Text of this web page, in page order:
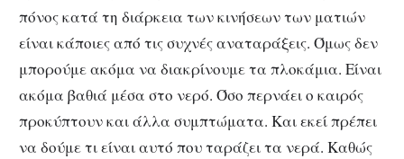
πόνος κατά τη διάρκεια των κινήσεων των ματιών
είναι κάποιες από τις συχνές αναταράξεις. Όμως δεν
μπορούμε ακόμα να διακρίνουμε τα πλοκάμια. Είναι
ακόμα βαθιά μέσα στο νερό. Όσο περνάει ο καιρός
προκύπτουν και άλλα συμπτώματα. Και εκεί πρέπει
να δούμε τι είναι αυτό που ταράζει τα νερά. Καθώς